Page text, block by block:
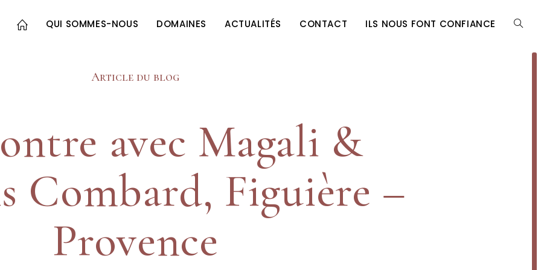
QUI SOMMES-NOUS DOMAINES ACTUALITÉS CONTACT ILS NOUS FONT CONFIANCE
Article du blog
avec Magali &
Combard, Figuière –
Provence